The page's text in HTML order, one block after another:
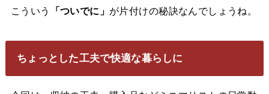
こういう 「ついでに」 が片付けの秘訣なんでしょうね。
ちょっとした工夫で快適な暮らしに